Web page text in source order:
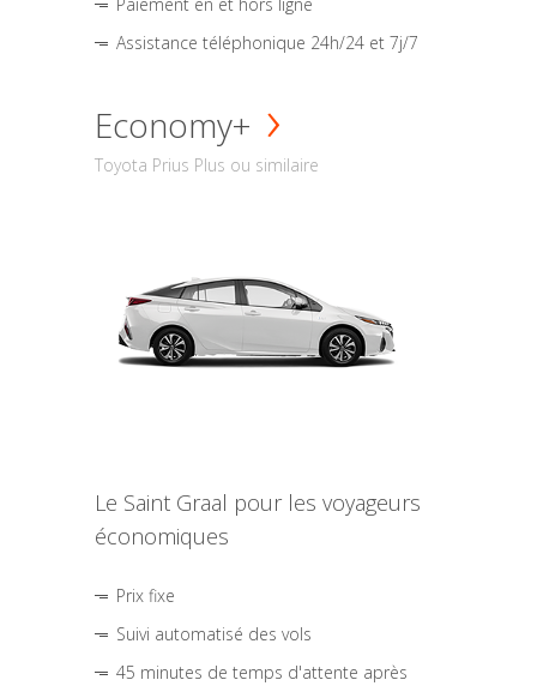
Assistance téléphonique 24h/24 et 7j/7
Economy+
Toyota Prius Plus ou similaire
Le Saint Graal pour les voyageurs
économiques
Prix fixe
Suivi automatisé des vols
45 minutes de temps d'attente après